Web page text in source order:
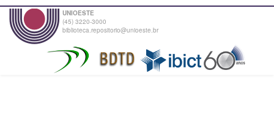
UNIOESTE
(45) 3220-3000
biblioteca.repositorio@unioeste.br